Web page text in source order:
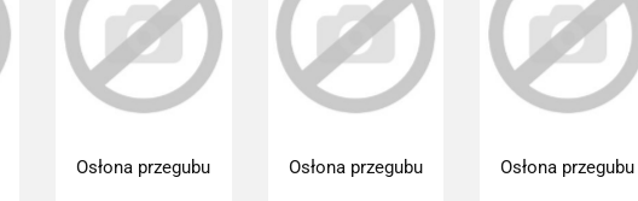
Osłona przegubu Osłona przegubu Osłona przegubu